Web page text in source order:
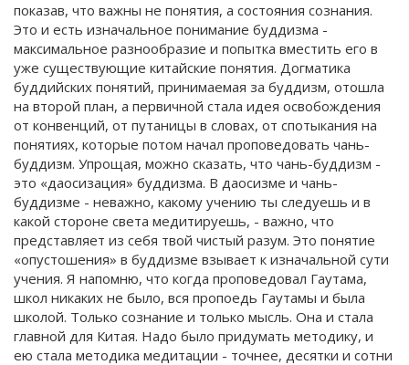
показав, что важны не понятия, а состояния сознания.
Это и есть изначальное понимание буддизма -
максимальное разнообразие и попытка вместить его в
уже существующие китайские понятия. Догматика
буддийских понятий, принимаемая за буддизм, отошла
на второй план, а первичной стала идея освобождения
от конвенций, от путаницы в словах, от спотыкания на
понятиях, которые потом начал проповедовать чань-
буддизм. Упрощая, можно сказать, что чань-буддизм -
это «даосизация» буддизма. В даосизме и чань-
буддизме - неважно, какому учению ты следуешь и в
какой стороне света медитируешь, - важно, что
представляет из себя твой чистый разум. Это понятие
«опустошения» в буддизме взывает к изначальной сути
учения. Я напомню, что когда проповедовал Гаутама,
школ никаких не было, вся пропоедь Гаутамы и была
школой. Только сознание и только мысль. Она и стала
главной для Китая. Надо было придумать методику, и
ею стала методика медитации - точнее, десятки и сотни